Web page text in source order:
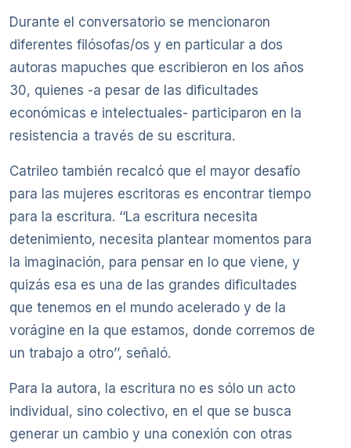
Durante el conversatorio se mencionaron
diferentes filósofas/os y en particular a dos
autoras mapuches que escribieron en los años
30, quienes -a pesar de las dificultades
económicas e intelectuales- participaron en la
resistencia a través de su escritura.
Catrileo también recalcó que el mayor desafío
para las mujeres escritoras es encontrar tiempo
para la escritura. ‘‘La escritura necesita
detenimiento, necesita plantear momentos para
la imaginación, para pensar en lo que viene, y
quizás esa es una de las grandes dificultades
que tenemos en el mundo acelerado y de la
vorágine en la que estamos, donde corremos de
un trabajo a otro’’, señaló.
Para la autora, la escritura no es sólo un acto
individual, sino colectivo, en el que se busca
generar un cambio y una conexión con otras